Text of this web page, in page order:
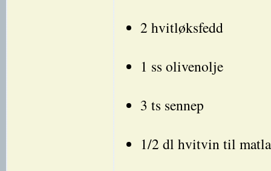
2 hvitløksfedd
1 ss olivenolje
3 ts sennep
1/2 dl hvitvin til